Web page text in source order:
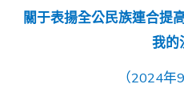
關于表揚全公民族連合提
我的
（2024年